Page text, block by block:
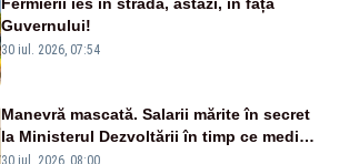
Guvernului!
30 iul. 2026, 07:54
Manevră mascată. Salarii mărite în secret
la Ministerul Dezvoltării în timp ce medicii
ies în stradă
30 iul. 2026, 08:00